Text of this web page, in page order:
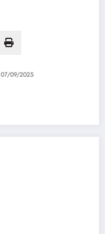
07/09/2025